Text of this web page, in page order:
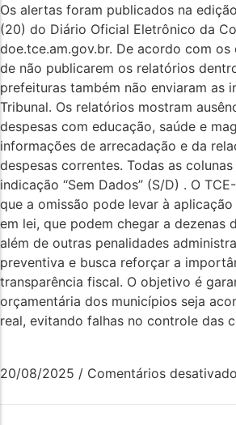
Os alertas foram publicados na
(20) do Diário Oficial Eletrônico da
doe.tce.am.gov.br. De acordo com os
de não publicarem os relatórios
prefeituras também não enviaram as
Tribunal. Os relatórios mostram
despesas com educação, saúde e
informações de arrecadação e da
despesas correntes. Todas as
indicação “Sem Dados” (S/D) . O
que a omissão pode levar à
em lei, que podem chegar a dezenas
além de outras penalidades
preventiva e busca reforçar a
transparência fiscal. O objetivo é
orçamentária dos municípios seja
real, evitando falhas no controle das
20/08/2025 / Comentários